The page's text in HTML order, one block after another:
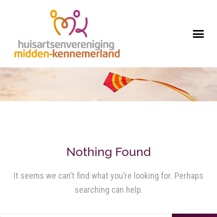
Nothing Found
It seems we can’t find what you’re looking for. Perhaps
searching can help.